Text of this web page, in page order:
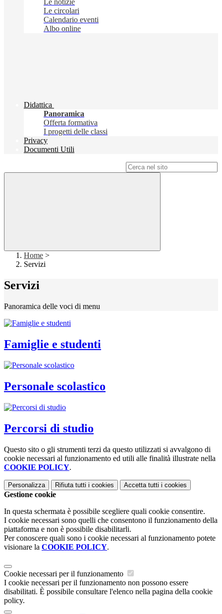
Le notizie
Le circolari
Calendario eventi
Albo online
Didattica
Panoramica
Offerta formativa
I progetti delle classi
Privacy
Documenti Utili
Home >
Servizi
Servizi
Panoramica delle voci di menu
Famiglie e studenti
Personale scolastico
Percorsi di studio
Questo sito o gli strumenti terzi da questo utilizzati si avvalgono di
cookie necessari al funzionamento ed utili alle finalità illustrate nella
COOKIE POLICY.
Personalizza Rifiuta tutti i cookies Accetta tutti i cookies
Gestione cookie
In questa schermata è possibile scegliere quali cookie consentire.
I cookie necessari sono quelli che consentono il funzionamento della
piattaforma e non è possibile disabilitarli.
Per conoscere quali sono i cookie necessari al funzionamento potete
visionare la COOKIE POLICY.
Cookie necessari per il funzionamento
I cookie necessari per il funzionamento non possono essere
disabilitati. È possibile consultare l'elenco nella pagina della cookie
policy.